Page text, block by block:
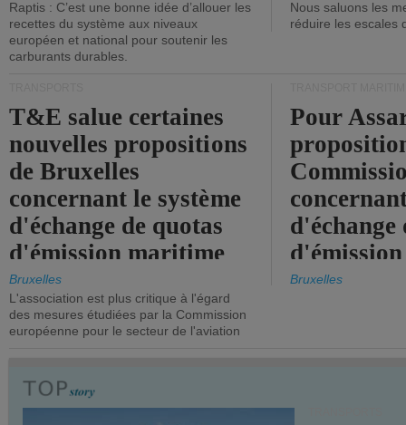
Raptis : C’est une bonne idée d’allouer les
recettes du système aux niveaux
européen et national pour soutenir les
carburants durables.
brute.
Nous saluons les
réduire les escales
T&E salue certaines
nouvelles propositions
de Bruxelles
concernant le système
d'échange de quotas
d'émission maritime
de l'UE.
Bruxelles
L'association est plus critique à l'égard
des mesures étudiées par la Commission
européenne pour le secteur de l'aviation
Pour
d'échange
timide,
Bruxelles